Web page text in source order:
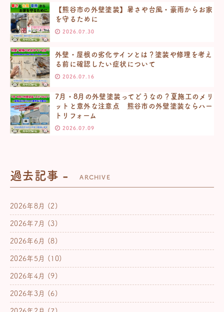
【熊谷市の外壁塗装】暑さや台風・豪雨からお家
を守るために
2026.07.30
外壁・屋根の劣化サインとは？塗装や修理を考え
る前に確認したい症状について
2026.07.16
7月・8月の外壁塗装ってどうなの？夏施工のメリ
ットと意外な注意点 熊谷市の外壁塗装ならハー
トリフォーム
2026.07.09
過去記事 - ARCHIVE
2026年8月 (2)
2026年7月 (3)
2026年6月 (8)
2026年5月 (10)
2026年4月 (9)
2026年3月 (6)